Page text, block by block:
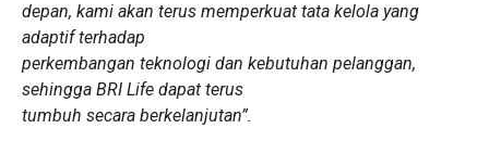
depan, kami akan terus memperkuat tata kelola yang
adaptif terhadap
perkembangan teknologi dan kebutuhan pelanggan,
sehingga BRI Life dapat terus
tumbuh secara berkelanjutan”.